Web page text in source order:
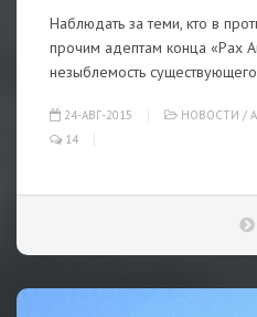
Наблюдать за теми, кто в
прочим адептам конца «Pax
незыблемость
24-АВГ-2015 НОВОСТИ /
14